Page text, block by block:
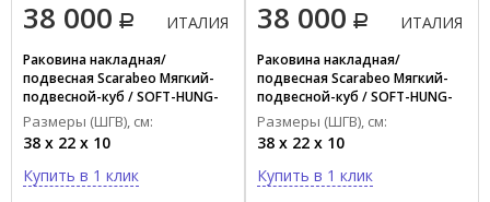
38 000 ИТАЛИЯ
Раковина накладная/
подвесная Scarabeo Мягкий-
подвесной-куб / SOFT-HUNG-
CUBE 1502/49
Размеры (ШГВ), см:
38 x 22 x 10
Купить в 1 клик
38 000 ИТАЛИЯ
Раковина накладная/
подвесная Scarabeo Мягкий-
подвесной-куб / SOFT-HUNG-
CUBE 1502/41
Размеры (ШГВ), см:
38 x 22 x 10
Купить в 1 клик